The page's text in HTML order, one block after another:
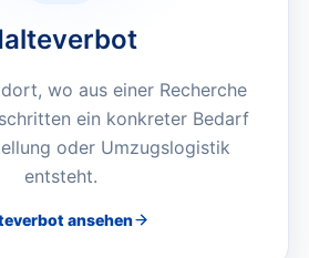
wo aus einer Recherche
ein konkreter Bedarf
oder Umzugslogistik
entsteht.
ansehen